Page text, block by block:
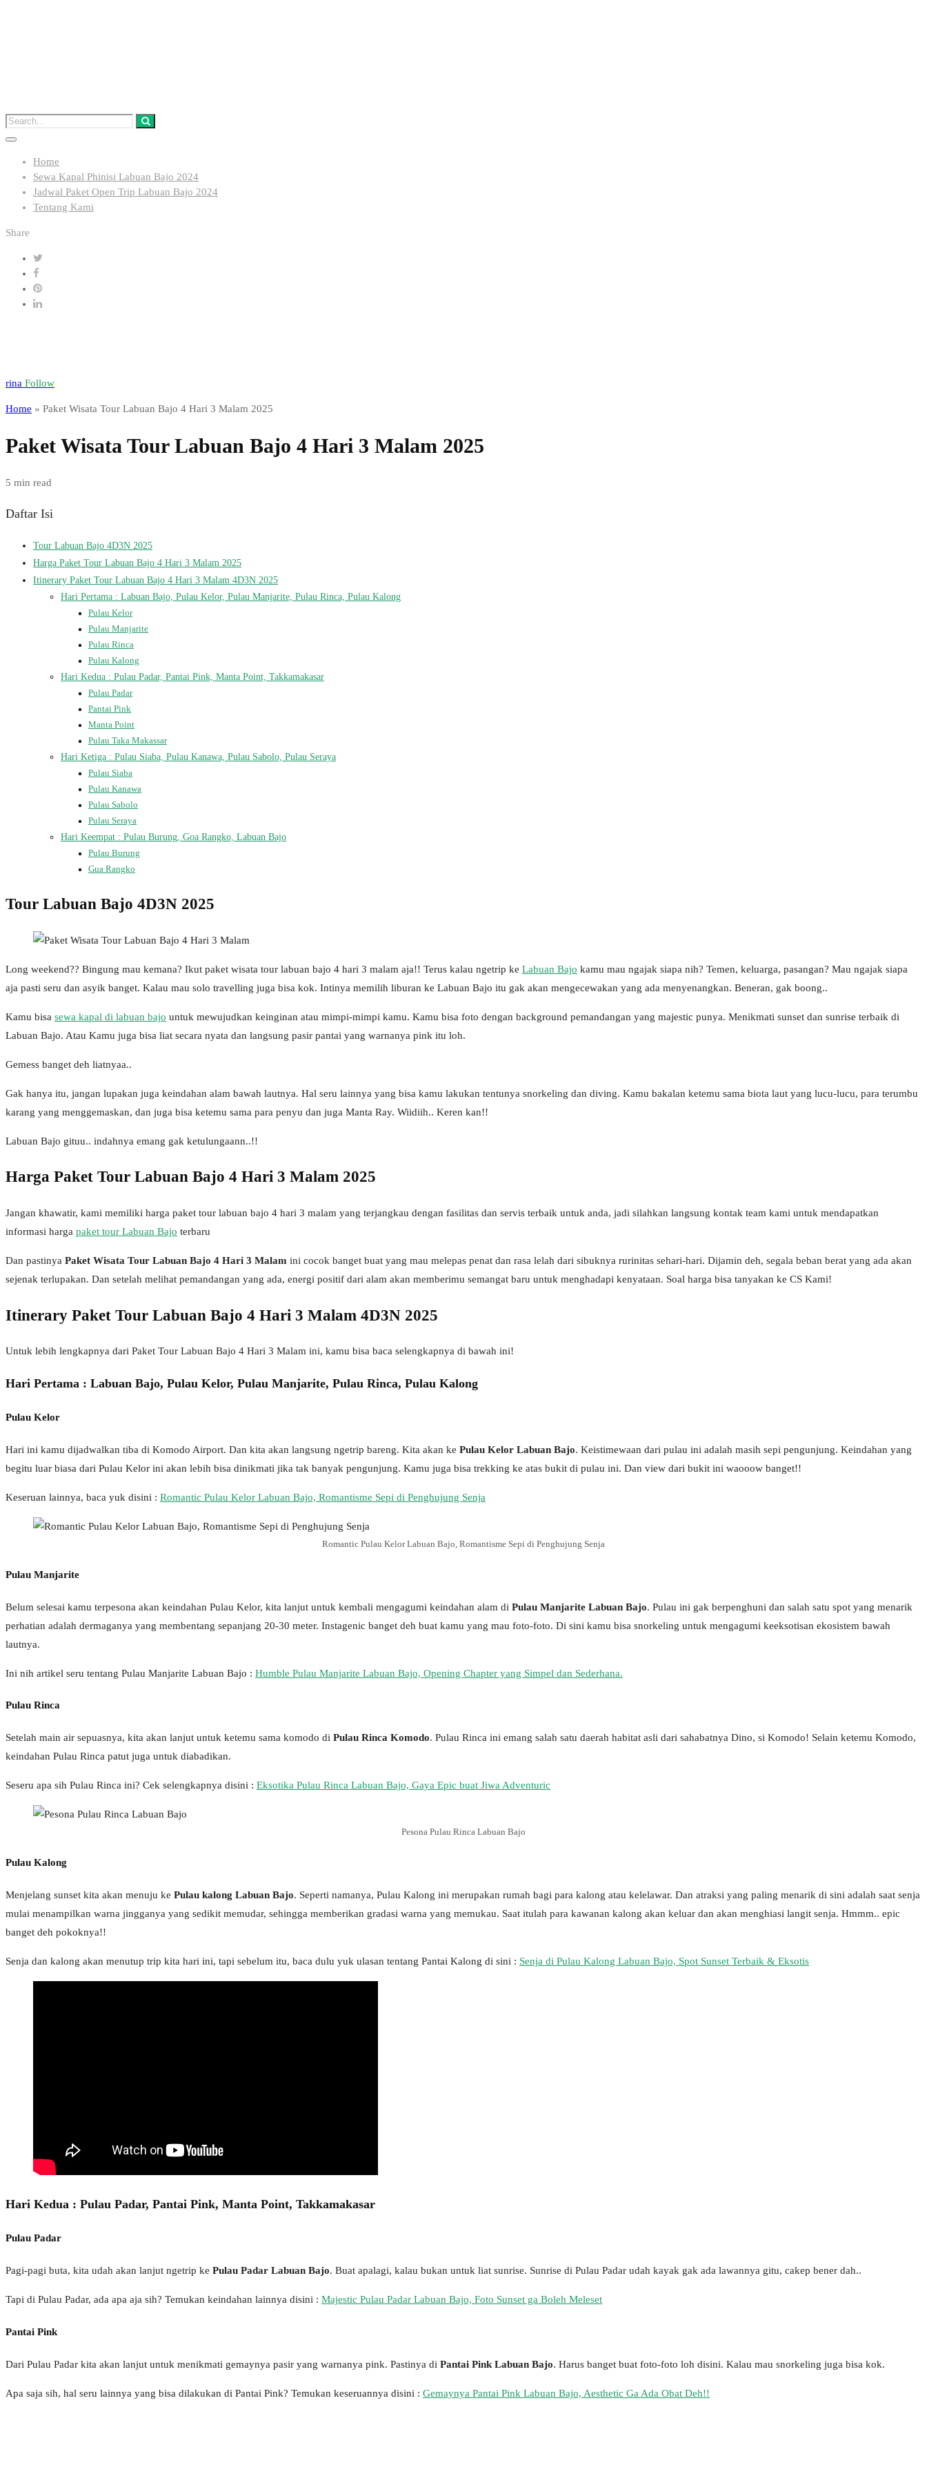
Home
Sewa Kapal Phinisi Labuan Bajo 2024
Jadwal Paket Open Trip Labuan Bajo 2024
Tentang Kami
Share
rina Follow
Home » Paket Wisata Tour Labuan Bajo 4 Hari 3 Malam 2025
Paket Wisata Tour Labuan Bajo 4 Hari 3 Malam 2025
5 min read
Daftar Isi
Tour Labuan Bajo 4D3N 2025
Harga Paket Tour Labuan Bajo 4 Hari 3 Malam 2025
Itinerary Paket Tour Labuan Bajo 4 Hari 3 Malam 4D3N 2025
Hari Pertama : Labuan Bajo, Pulau Kelor, Pulau Manjarite, Pulau Rinca, Pulau Kalong
Pulau Kelor
Pulau Manjarite
Pulau Rinca
Pulau Kalong
Hari Kedua : Pulau Padar, Pantai Pink, Manta Point, Takkamakasar
Pulau Padar
Pantai Pink
Manta Point
Pulau Taka Makassar
Hari Ketiga : Pulau Siaba, Pulau Kanawa, Pulau Sabolo, Pulau Seraya
Pulau Siaba
Pulau Kanawa
Pulau Sabolo
Pulau Seraya
Hari Keempat : Pulau Burung, Goa Rangko, Labuan Bajo
Pulau Burung
Gua Rangko
Tour Labuan Bajo 4D3N 2025
Long weekend?? Bingung mau kemana? Ikut paket wisata tour labuan bajo 4 hari 3 malam aja!! Terus kalau ngetrip ke Labuan Bajo kamu mau ngajak siapa nih? Temen, keluarga, pasangan? Mau ngajak siapa
aja pasti seru dan asyik banget. Kalau mau solo travelling juga bisa kok. Intinya memilih liburan ke Labuan Bajo itu gak akan mengecewakan yang ada menyenangkan. Beneran, gak boong..
Kamu bisa sewa kapal di labuan bajo untuk mewujudkan keinginan atau mimpi-mimpi kamu. Kamu bisa foto dengan background pemandangan yang majestic punya. Menikmati sunset dan sunrise terbaik di
Labuan Bajo. Atau Kamu juga bisa liat secara nyata dan langsung pasir pantai yang warnanya pink itu loh.
Gemess banget deh liatnyaa..
Gak hanya itu, jangan lupakan juga keindahan alam bawah lautnya. Hal seru lainnya yang bisa kamu lakukan tentunya snorkeling dan diving. Kamu bakalan ketemu sama biota laut yang lucu-lucu, para terumbu
karang yang menggemaskan, dan juga bisa ketemu sama para penyu dan juga Manta Ray. Wiidiih.. Keren kan!!
Labuan Bajo gituu.. indahnya emang gak ketulungaann..!!
Harga Paket Tour Labuan Bajo 4 Hari 3 Malam 2025
Jangan khawatir, kami memiliki harga paket tour labuan bajo 4 hari 3 malam yang terjangkau dengan fasilitas dan servis terbaik untuk anda, jadi silahkan langsung kontak team kami untuk mendapatkan
informasi harga paket tour Labuan Bajo terbaru
Dan pastinya Paket Wisata Tour Labuan Bajo 4 Hari 3 Malam ini cocok banget buat yang mau melepas penat dan rasa lelah dari sibuknya rurinitas sehari-hari. Dijamin deh, segala beban berat yang ada akan
sejenak terlupakan. Dan setelah melihat pemandangan yang ada, energi positif dari alam akan memberimu semangat baru untuk menghadapi kenyataan. Soal harga bisa tanyakan ke CS Kami!
Itinerary Paket Tour Labuan Bajo 4 Hari 3 Malam 4D3N 2025
Untuk lebih lengkapnya dari Paket Tour Labuan Bajo 4 Hari 3 Malam ini, kamu bisa baca selengkapnya di bawah ini!
Hari Pertama : Labuan Bajo, Pulau Kelor, Pulau Manjarite, Pulau Rinca, Pulau Kalong
Pulau Kelor
Hari ini kamu dijadwalkan tiba di Komodo Airport. Dan kita akan langsung ngetrip bareng. Kita akan ke Pulau Kelor Labuan Bajo. Keistimewaan dari pulau ini adalah masih sepi pengunjung. Keindahan yang
begitu luar biasa dari Pulau Kelor ini akan lebih bisa dinikmati jika tak banyak pengunjung. Kamu juga bisa trekking ke atas bukit di pulau ini. Dan view dari bukit ini waooow banget!!
Keseruan lainnya, baca yuk disini : Romantic Pulau Kelor Labuan Bajo, Romantisme Sepi di Penghujung Senja
Romantic Pulau Kelor Labuan Bajo, Romantisme Sepi di Penghujung Senja
Pulau Manjarite
Belum selesai kamu terpesona akan keindahan Pulau Kelor, kita lanjut untuk kembali mengagumi keindahan alam di Pulau Manjarite Labuan Bajo. Pulau ini gak berpenghuni dan salah satu spot yang menarik
perhatian adalah dermaganya yang membentang sepanjang 20-30 meter. Instagenic banget deh buat kamu yang mau foto-foto. Di sini kamu bisa snorkeling untuk mengagumi keeksotisan ekosistem bawah
lautnya.
Ini nih artikel seru tentang Pulau Manjarite Labuan Bajo : Humble Pulau Manjarite Labuan Bajo, Opening Chapter yang Simpel dan Sederhana.
Pulau Rinca
Setelah main air sepuasnya, kita akan lanjut untuk ketemu sama komodo di Pulau Rinca Komodo. Pulau Rinca ini emang salah satu daerah habitat asli dari sahabatnya Dino, si Komodo! Selain ketemu Komodo,
keindahan Pulau Rinca patut juga untuk diabadikan.
Seseru apa sih Pulau Rinca ini? Cek selengkapnya disini : Eksotika Pulau Rinca Labuan Bajo, Gaya Epic buat Jiwa Adventuric
Pesona Pulau Rinca Labuan Bajo
Pulau Kalong
Menjelang sunset kita akan menuju ke Pulau kalong Labuan Bajo. Seperti namanya, Pulau Kalong ini merupakan rumah bagi para kalong atau kelelawar. Dan atraksi yang paling menarik di sini adalah saat senja
mulai menampilkan warna jingganya yang sedikit memudar, sehingga memberikan gradasi warna yang memukau. Saat itulah para kawanan kalong akan keluar dan akan menghiasi langit senja. Hmmm.. epic
banget deh pokoknya!!
Senja dan kalong akan menutup trip kita hari ini, tapi sebelum itu, baca dulu yuk ulasan tentang Pantai Kalong di sini : Senja di Pulau Kalong Labuan Bajo, Spot Sunset Terbaik & Eksotis
Hari Kedua : Pulau Padar, Pantai Pink, Manta Point, Takkamakasar
Pulau Padar
Pagi-pagi buta, kita udah akan lanjut ngetrip ke Pulau Padar Labuan Bajo. Buat apalagi, kalau bukan untuk liat sunrise. Sunrise di Pulau Padar udah kayak gak ada lawannya gitu, cakep bener dah..
Tapi di Pulau Padar, ada apa aja sih? Temukan keindahan lainnya disini : Majestic Pulau Padar Labuan Bajo, Foto Sunset ga Boleh Meleset
Pantai Pink
Dari Pulau Padar kita akan lanjut untuk menikmati gemaynya pasir yang warnanya pink. Pastinya di Pantai Pink Labuan Bajo. Harus banget buat foto-foto loh disini. Kalau mau snorkeling juga bisa kok.
Apa saja sih, hal seru lainnya yang bisa dilakukan di Pantai Pink? Temukan keseruannya disini : Gemaynya Pantai Pink Labuan Bajo, Aesthetic Ga Ada Obat Deh!!